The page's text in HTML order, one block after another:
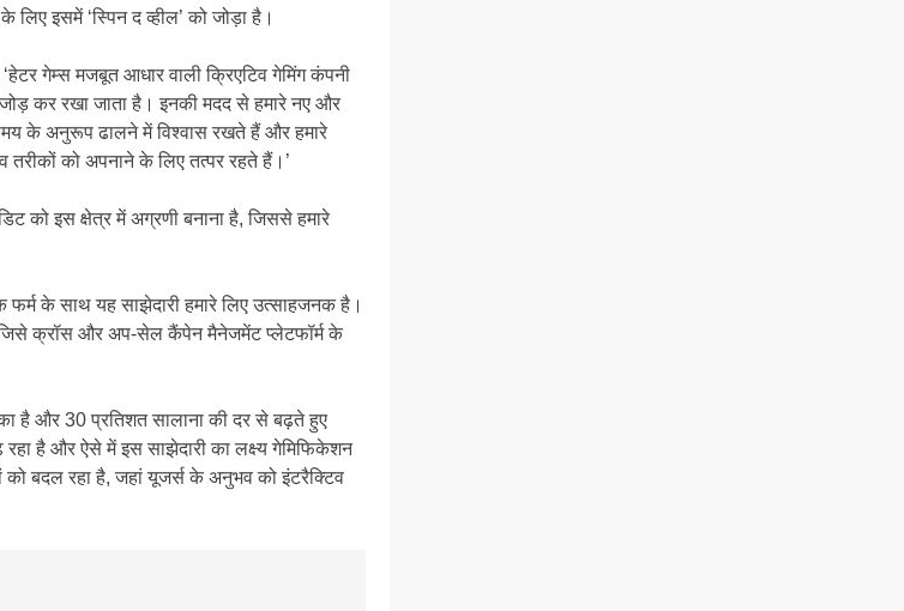
इसमें ‘स्पिन द व्हील’ को जोड़ा है।
गेम्स मजबूत आधार वाली क्रिएटिव गेमिंग कंपनी
कर रखा जाता है। इनकी मदद से हमारे नए और
के अनुरूप ढालने में विश्वास रखते हैं और हमारे
तरीकों को अपनाने के लिए तत्पर रहते हैं।’
को इस क्षेत्र में अग्रणी बनाना है, जिससे हमारे
के साथ यह साझेदारी हमारे लिए उत्साहजनक है।
क्रॉस और अप-सेल कैंपेन मैनेजमेंट प्लेटफॉर्म के
है और 30 प्रतिशत सालाना की दर से बढ़ते हुए
है और ऐसे में इस साझेदारी का लक्ष्य गेमिफिकेशन
बदल रहा है, जहां यूजर्स के अनुभव को इंटरैक्टिव